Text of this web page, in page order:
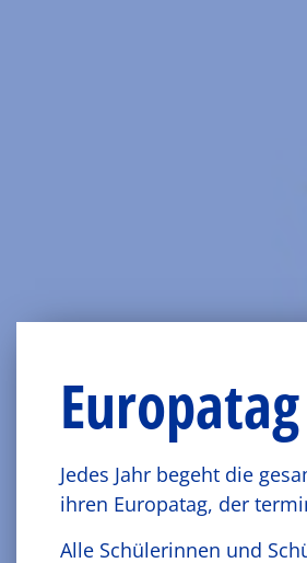
Europatag
Jedes Jahr begeht die
ihren Europatag, der
Alle Schülerinnen und